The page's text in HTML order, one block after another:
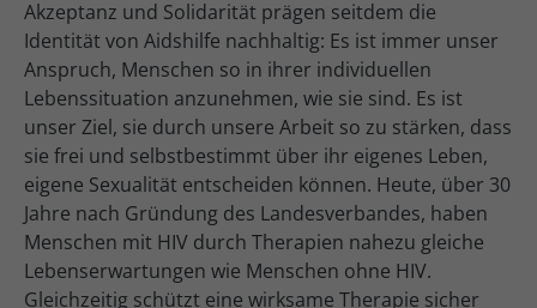
Akzeptanz und Solidarität prägen seitdem die
Identität von Aidshilfe nachhaltig: Es ist immer unser
Anspruch, Menschen so in ihrer individuellen
Lebenssituation anzunehmen, wie sie sind. Es ist
unser Ziel, sie durch unsere Arbeit so zu stärken, dass
sie frei und selbstbestimmt über ihr eigenes Leben,
eigene Sexualität entscheiden können. Heute, über 30
Jahre nach Gründung des Landesverbandes, haben
Menschen mit HIV durch Therapien nahezu gleiche
Lebenserwartungen wie Menschen ohne HIV.
Gleichzeitig schützt eine wirksame Therapie sicher